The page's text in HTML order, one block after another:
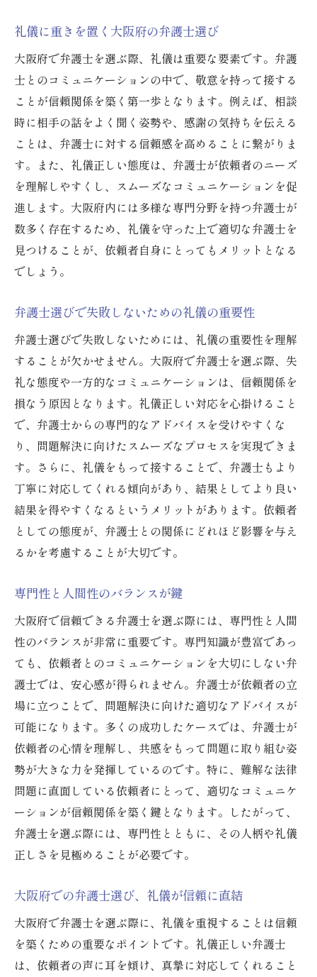
礼儀に重きを置く大阪府の弁護士選び
大阪府で弁護士を選ぶ際、礼儀は重要な要素です。弁護
士とのコミュニケーションの中で、敬意を持って接する
ことが信頼関係を築く第一歩となります。例えば、相談
時に相手の話をよく聞く姿勢や、感謝の気持ちを伝える
ことは、弁護士に対する信頼感を高めることに繋がりま
す。また、礼儀正しい態度は、弁護士が依頼者のニーズ
を理解しやすくし、スムーズなコミュニケーションを促
進します。大阪府内には多様な専門分野を持つ弁護士が
数多く存在するため、礼儀を守った上で適切な弁護士を
見つけることが、依頼者自身にとってもメリットとなる
でしょう。
弁護士選びで失敗しないための礼儀の重要性
弁護士選びで失敗しないためには、礼儀の重要性を理解
することが欠かせません。大阪府で弁護士を選ぶ際、失
礼な態度や一方的なコミュニケーションは、信頼関係を
損なう原因となります。礼儀正しい対応を心掛けること
で、弁護士からの専門的なアドバイスを受けやすくな
り、問題解決に向けたスムーズなプロセスを実現できま
す。さらに、礼儀をもって接することで、弁護士もより
丁寧に対応してくれる傾向があり、結果としてより良い
結果を得やすくなるというメリットがあります。依頼者
としての態度が、弁護士との関係にどれほど影響を与え
るかを考慮することが大切です。
専門性と人間性のバランスが鍵
大阪府で信頼できる弁護士を選ぶ際には、専門性と人間
性のバランスが非常に重要です。専門知識が豊富であっ
ても、依頼者とのコミュニケーションを大切にしない弁
護士では、安心感が得られません。弁護士が依頼者の立
場に立つことで、問題解決に向けた適切なアドバイスが
可能になります。多くの成功したケースでは、弁護士が
依頼者の心情を理解し、共感をもって問題に取り組む姿
勢が大きな力を発揮しているのです。特に、難解な法律
問題に直面している依頼者にとって、適切なコミュニケ
ーションが信頼関係を築く鍵となります。したがって、
弁護士を選ぶ際には、専門性とともに、その人柄や礼儀
正しさを見極めることが必要です。
大阪府での弁護士選び、礼儀が信頼に直結
大阪府で弁護士を選ぶ際に、礼儀を重視することは信頼
を築くための重要なポイントです。礼儀正しい弁護士
は、依頼者の声に耳を傾け、真摯に対応してくれること